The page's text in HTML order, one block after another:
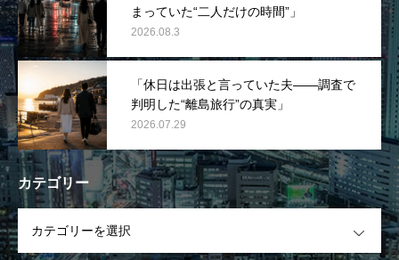
まっていた“二人だけの時間”」
2026.08.3
「休日は出張と言っていた夫――調査で
判明した“離島旅行”の真実」
2026.07.29
カテゴリー